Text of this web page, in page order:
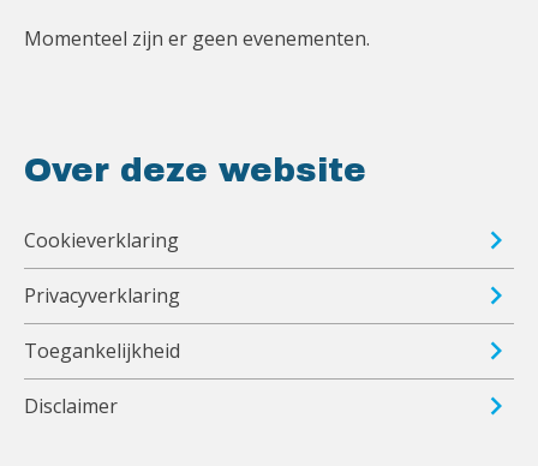
Momenteel zijn er geen evenementen.
Over deze website
Cookieverklaring
Privacyverklaring
Toegankelijkheid
Disclaimer